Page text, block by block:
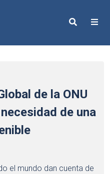
Search
de la ONU
de una
el mundo dan cuenta de